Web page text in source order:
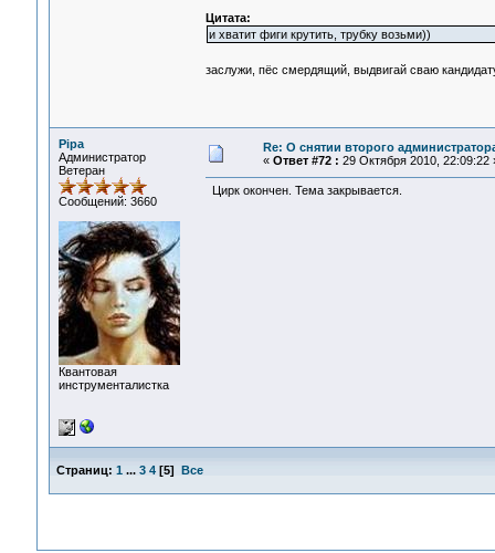
Цитата:
и хватит фиги крутить, трубку возьми))
заслужи, пёс смердящий, выдвигай сваю
Pipa
Администратор
Ветеран
Сообщений: 3660
Квантовая
инструменталистка
Re: О снятии второго
« Ответ #72 : 29 Октября 2010, 22:09:22
Цирк окончен. Тема закрывается.
Страниц: 1 ... 3 4[5] Все